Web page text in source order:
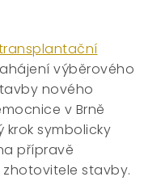
výběrového
nového
v Brně
krok symbolicky
přípravě
stavby.